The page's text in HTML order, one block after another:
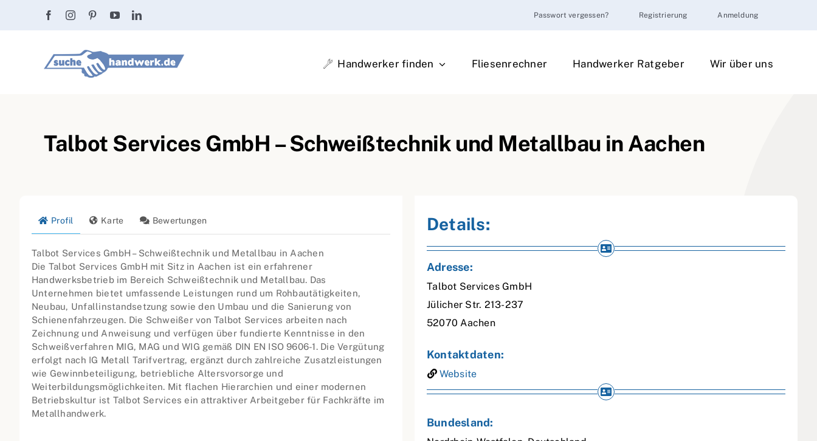
Passwort vergessen? Registrierung Anmeldung
Handwerker finden Fliesenrechner Handwerker Ratgeber Wir über uns
Talbot Services GmbH – Schweißtechnik und Metallbau in Aachen
Profil Karte Bewertungen
Talbot Services GmbH – Schweißtechnik und Metallbau in Aachen
Die Talbot Services GmbH mit Sitz in Aachen ist ein erfahrener
Handwerksbetrieb im Bereich Schweißtechnik und Metallbau. Das
Unternehmen bietet umfassende Leistungen rund um Rohbautätigkeiten,
Neubau, Unfallinstandsetzung sowie den Umbau und die Sanierung von
Schienenfahrzeugen. Die Schweißer von Talbot Services arbeiten nach
Zeichnung und Anweisung und verfügen über fundierte Kenntnisse in den
Schweißverfahren MIG, MAG und WIG gemäß DIN EN ISO 9606-1. Die Vergütung
erfolgt nach IG Metall Tarifvertrag, ergänzt durch zahlreiche Zusatzleistungen
wie Gewinnbeteiligung, betriebliche Altersvorsorge und
Weiterbildungsmöglichkeiten. Mit flachen Hierarchien und einer modernen
Betriebskultur ist Talbot Services ein attraktiver Arbeitgeber für Fachkräfte im
Metallhandwerk.
Details:
Adresse:
Talbot Services GmbH
Jülicher Str. 213-237
52070 Aachen
Kontaktdaten:
Website
Bundesland: